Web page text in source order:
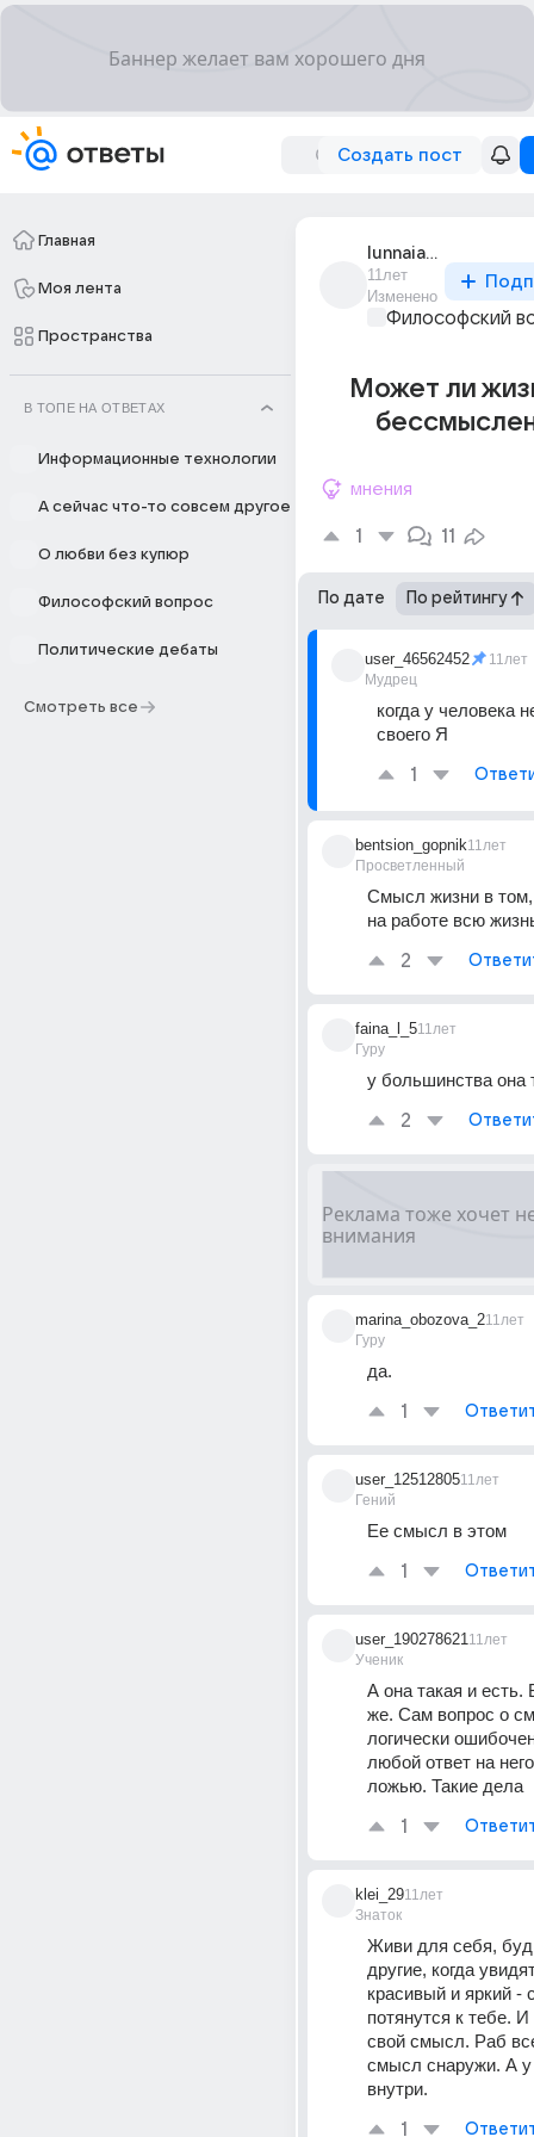
Создать пост
Главная
Моя лента
Пространства
В ТОПЕ НА ОТВЕТАХ
Информационные технологии
А сейчас что-то совсем другое
О любви без купюр
Философский вопрос
Политические дебаты
Смотреть все
lunnaia_simfoniia
11лет
Изменено
Философский
Может ли
мнения
1 11
По дате По рейтингу
user_46562452
Мудрец
11лет
когда у человека
своего Я
1
bentsion_gopnik
Просветленный
11лет
Смысл жизни в
на работе всю
2
faina_l_5
Гуру
11лет
у большинства она
2
marina_obozova_2
Гуру
11лет
да.
1
user_12512805
Гений
11лет
Ее смысл в этом
1
user_190278621
Ученик
11лет
А она такая и есть.
же. Сам вопрос о
логически
любой ответ на
ложью. Такие дела
1
klei_29
Знаток
11лет
Живи для себя,
другие, когда
красивый и яркий -
потянутся к тебе.
свой смысл. Раб
смысл снаружи. А у
внутри.
1